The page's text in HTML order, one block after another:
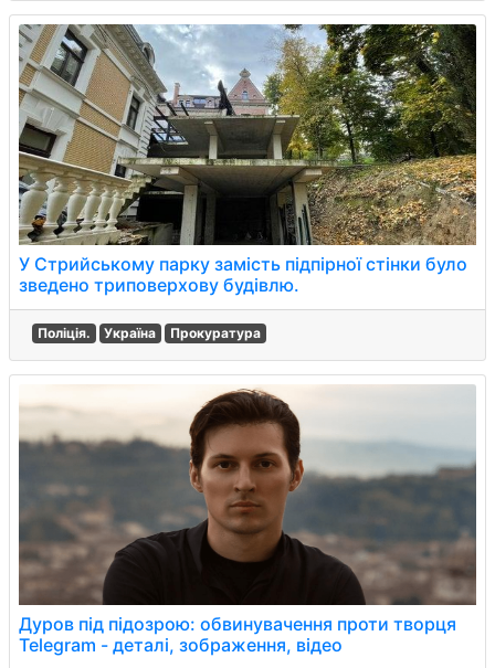
У Стрийському парку замість підпірної стінки було
зведено триповерхову будівлю.
Поліція. Україна Прокуратура
Дуров під підозрою: обвинувачення проти творця
Telegram - деталі, зображення, відео